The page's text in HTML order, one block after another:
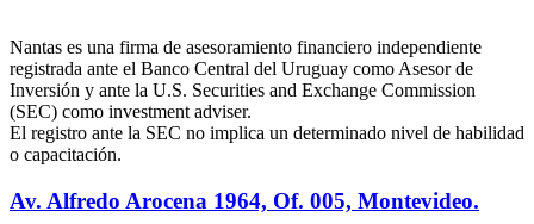
Nantas es una firma de asesoramiento financiero independiente
registrada ante el Banco Central del Uruguay como Asesor de
Inversión y ante la U.S. Securities and Exchange Commission
(SEC) como investment adviser.
El registro ante la SEC no implica un determinado nivel de habilidad
o capacitación.
Av. Alfredo Arocena 1964, Of. 005, Montevideo.